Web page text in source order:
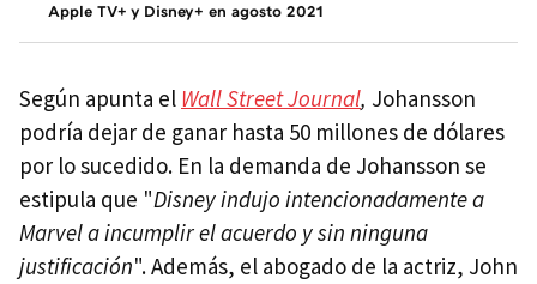
Apple TV+ y Disney+ en agosto 2021
Según apunta el Wall Street Journal, Johansson
podría dejar de ganar hasta 50 millones de dólares
por lo sucedido. En la demanda de Johansson se
estipula que "Disney indujo intencionadamente a
Marvel a incumplir el acuerdo y sin ninguna
justificación". Además, el abogado de la actriz, John